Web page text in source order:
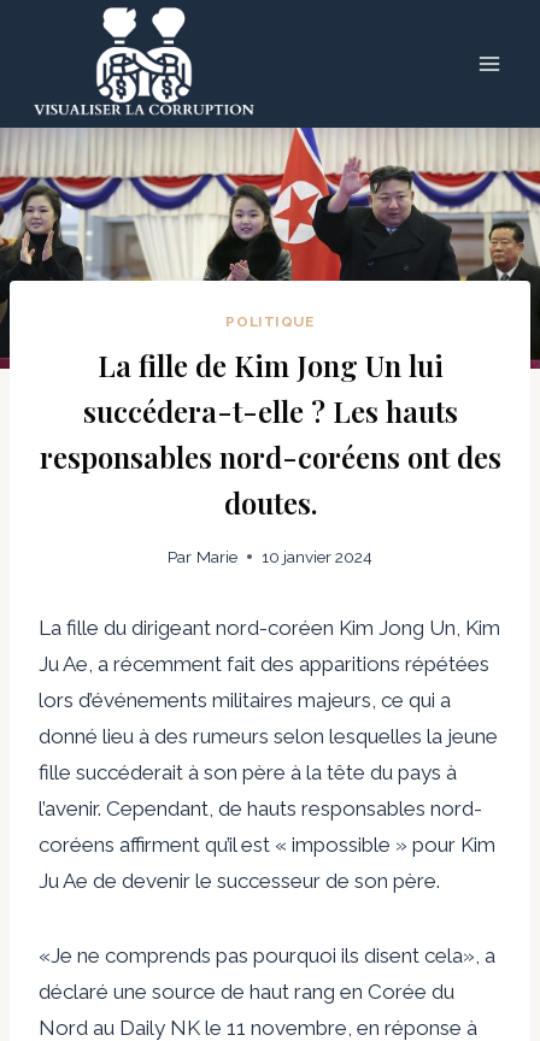
POLITIQUE
La fille de Kim Jong Un lui
succédera-t-elle ? Les hauts
responsables nord-coréens ont des
doutes.
Par Marie 10 janvier 2024
La fille du dirigeant nord-coréen Kim Jong Un, Kim
Ju Ae, a récemment fait des apparitions répétées
lors d’événements militaires majeurs, ce qui a
donné lieu à des rumeurs selon lesquelles la jeune
fille succéderait à son père à la tête du pays à
l’avenir. Cependant, de hauts responsables nord-
coréens affirment qu’il est « impossible » pour Kim
Ju Ae de devenir le successeur de son père.
«Je ne comprends pas pourquoi ils disent cela», a
déclaré une source de haut rang en Corée du
Nord au Daily NK le 11 novembre, en réponse à